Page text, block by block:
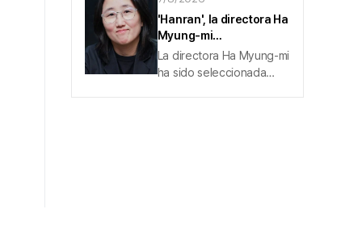
AB6IX, inicia un nuevo
salto como artista en
solitario. El sello
especializado en solistas
'Hanran', la directora Ha
Myung-mi
seleccionada como
productora Bechdelian
La directora Ha Myung-mi
ha sido seleccionada